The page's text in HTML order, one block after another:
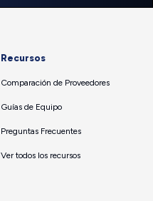
Recursos
Comparación de Proveedores
Guías de Equipo
Preguntas Frecuentes
Ver todos los recursos